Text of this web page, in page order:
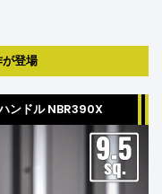
登場
ンドル NBR390X